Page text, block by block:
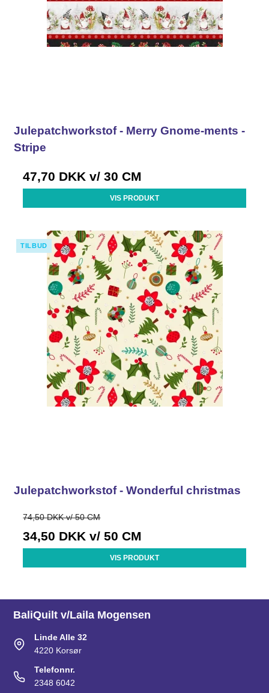
Julepatchworkstof - Merry Gnome-ments -
Stripe
47,70 DKK v/ 30 CM
VIS PRODUKT
TILBUD
Julepatchworkstof - Wonderful christmas
74,50 DKK v/ 50 CM
34,50 DKK v/ 50 CM
VIS PRODUKT
BaliQuilt v/Laila Mogensen
Linde Alle 32
4220 Korsør
Telefonnr.
2348 6042